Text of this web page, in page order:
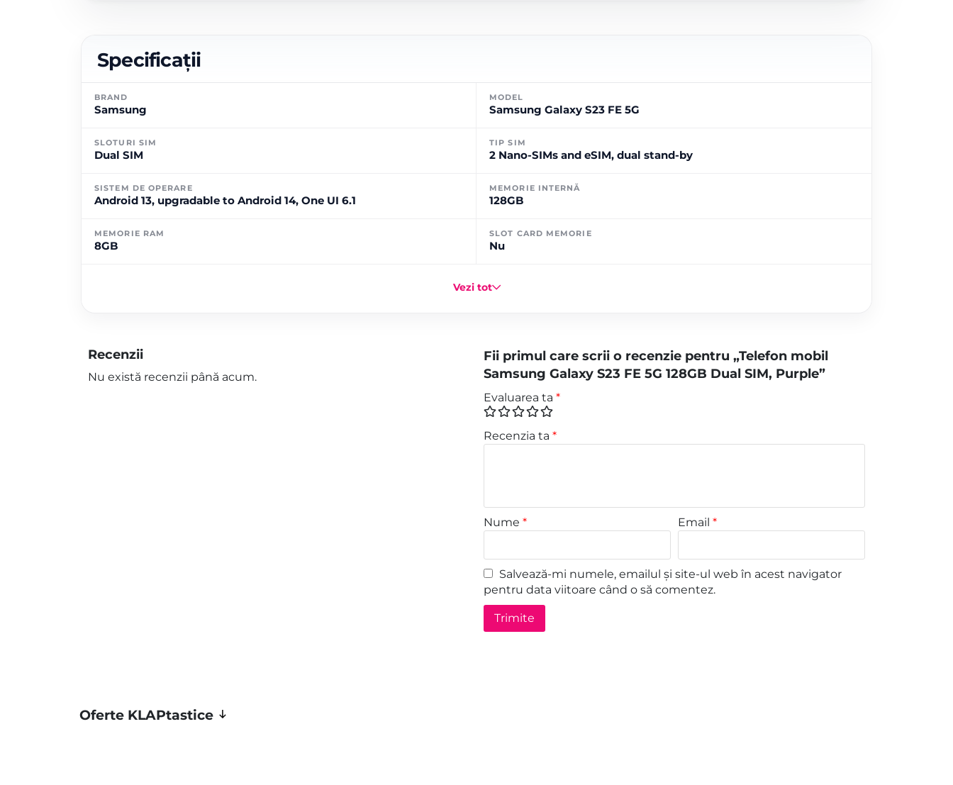
Specificații
BRAND
Samsung
MODEL
Samsung Galaxy S23 FE 5G
SLOTURI SIM
Dual SIM
TIP SIM
2 Nano-SIMs and eSIM, dual stand-by
SISTEM DE OPERARE
Android 13, upgradable to Android 14, One UI 6.1
MEMORIE INTERNĂ
128GB
MEMORIE RAM
8GB
SLOT CARD MEMORIE
Nu
Vezi tot
Recenzii
Nu există recenzii până acum.
Fii primul care scrii o recenzie pentru „Telefon mobil
Samsung Galaxy S23 FE 5G 128GB Dual SIM, Purple”
Evaluarea ta *
Recenzia ta *
Nume * Email*
Salvează-mi numele, emailul și site-ul web în acest navigator
pentru data viitoare când o să comentez.
Oferte KLAPtastice